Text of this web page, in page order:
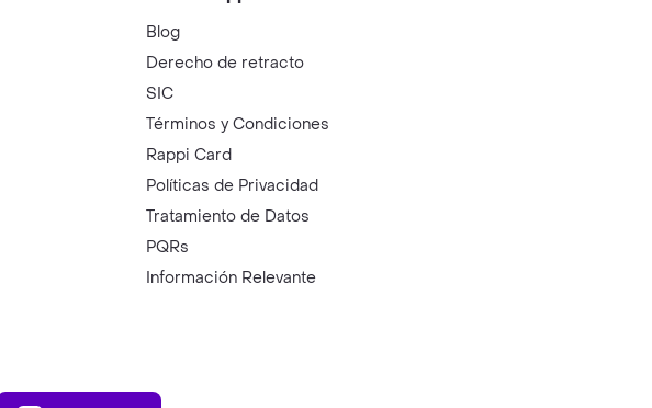
Blog
Derecho de retracto
SIC
Términos y Condiciones
Rappi Card
Políticas de Privacidad
Tratamiento de Datos
PQRs
Información Relevante
AppGallery